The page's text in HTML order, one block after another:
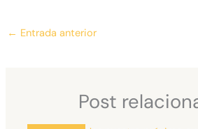
← Entrada anterior
Post